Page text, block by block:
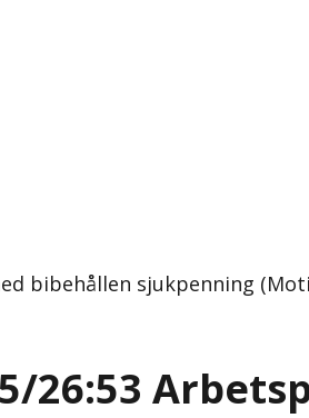
bibehållen sjukpenning
26:53